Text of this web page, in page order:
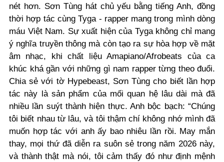
nét hơn. Sơn Tùng hát chủ yếu bằng tiếng Anh, đồng
thời hợp tác cùng Tyga - rapper mang trong mình dòng
máu Việt Nam. Sự xuất hiện của Tyga không chỉ mang
ý nghĩa truyền thông mà còn tạo ra sự hòa hợp về mặt
âm nhạc, khi chất liệu Amapiano/Afrobeats của ca
khúc khá gần với những gì nam rapper từng theo đuổi.
Chia sẻ với tờ Hypebeast, Sơn Tùng cho biết lần hợp
tác này là sản phẩm của mối quan hệ lâu dài mà đã
nhiều lần suýt thành hiện thực. Anh bộc bạch: “Chúng
tôi biết nhau từ lâu, và tôi thậm chí không nhớ mình đã
muốn hợp tác với anh ấy bao nhiêu lần rồi. May mắn
thay, mọi thứ đã diễn ra suôn sẻ trong năm 2026 này,
và thành thật mà nói, tôi cảm thấy đó như định mệnh